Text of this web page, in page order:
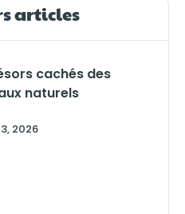
articles
cachés des
naturels
2026